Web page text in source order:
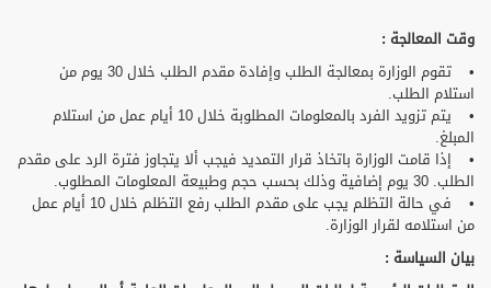
وقت المعالجة :
• تقوم الوزارة بمعالجة الطلب وإفادة مقدم الطلب خلال 30 يوم من
استلام الطلب.
• يتم تزويد الفرد بالمعلومات المطلوبة خلال 10 أيام عمل من استلام
المبلغ.
• إذا قامت الوزارة باتخاذ قرار التمديد فيجب ألا يتجاوز فترة الرد على مقدم
الطلب. 30 يوم إضافية وذلك بحسب حجم وطبيعة المعلومات المطلوب.
• في حالة التظلم يجب على مقدم الطلب رفع التظلم خلال 10 أيام عمل
من استلامه لقرار الوزارة.
بيان السياسة :